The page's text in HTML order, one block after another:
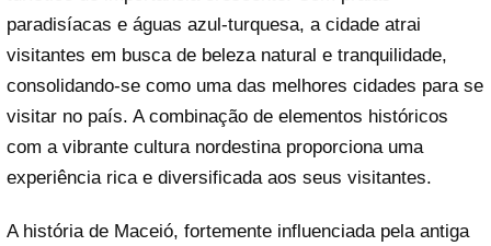
paradisíacas e águas azul-turquesa, a cidade atrai
visitantes em busca de beleza natural e tranquilidade,
consolidando-se como uma das melhores cidades para se
visitar no país. A combinação de elementos históricos
com a vibrante cultura nordestina proporciona uma
experiência rica e diversificada aos seus visitantes.
A história de Maceió, fortemente influenciada pela antiga